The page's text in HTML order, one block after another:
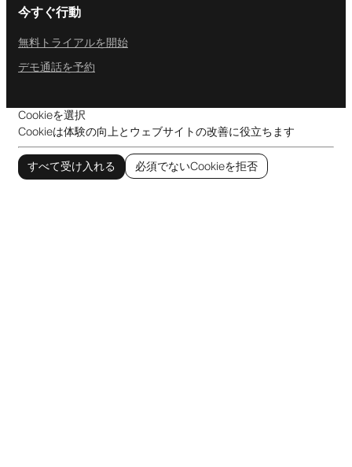
今すぐ行動
無料トライアルを開始
デモ通話を予約
Cookieを選択
Cookieは体験の向上とウェブサイトの改善に役立ちます
すべて受け入れる
必須でないCookieを拒否